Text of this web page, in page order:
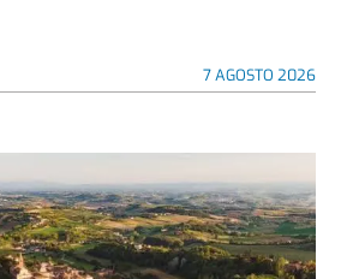
7 AGOSTO 2026